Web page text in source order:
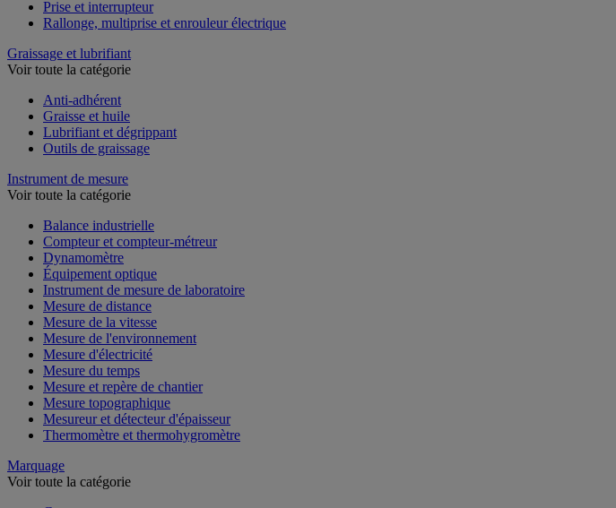
Prise et interrupteur
Rallonge, multiprise et enrouleur électrique
Graissage et lubrifiant
Voir toute la catégorie
Anti-adhérent
Graisse et huile
Lubrifiant et dégrippant
Outils de graissage
Instrument de mesure
Voir toute la catégorie
Balance industrielle
Compteur et compteur-métreur
Dynamomètre
Équipement optique
Instrument de mesure de laboratoire
Mesure de distance
Mesure de la vitesse
Mesure de l'environnement
Mesure d'électricité
Mesure du temps
Mesure et repère de chantier
Mesure topographique
Mesureur et détecteur d'épaisseur
Thermomètre et thermohygromètre
Marquage
Voir toute la catégorie